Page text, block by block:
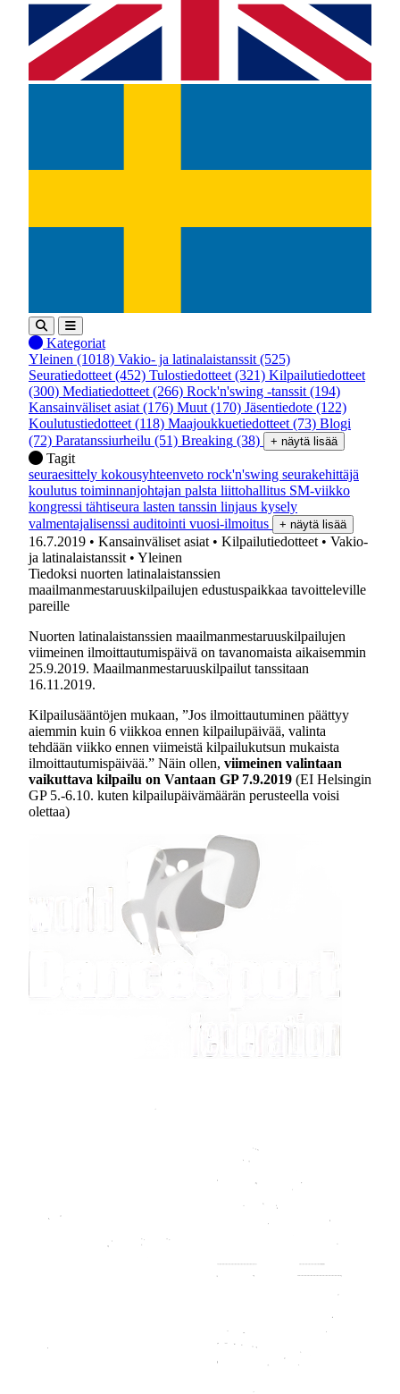
Kategoriat
Yleinen (1018) Vakio- ja latinalaistanssit (525)
Seuratiedotteet (452) Tulostiedotteet (321) Kilpailutiedotteet
(300) Mediatiedotteet (266) Rock'n'swing -tanssit (194)
Kansainväliset asiat (176) Muut (170) Jäsentiedote (122)
Koulutustiedotteet (118) Maajoukkuetiedotteet (73) Blogi
(72) Paratanssiurheilu (51) Breaking (38) + näytä lisää
Tagit
seuraesittely kokousyhteenveto rock'n'swing seurakehittäjä
koulutus toiminnanjohtajan palsta liittohallitus SM-viikko
kongressi tähtiseura lasten tanssin linjaus kysely
valmentajalisenssi auditointi vuosi-ilmoitus + näytä lisää
16.7.2019 • Kansainväliset asiat • Kilpailutiedotteet • Vakio-
ja latinalaistanssit • Yleinen
Tiedoksi nuorten latinalaistanssien
maailmanmestaruuskilpailujen edustuspaikkaa tavoitteleville
pareille
Nuorten latinalaistanssien maailmanmestaruuskilpailujen
viimeinen ilmoittautumispäivä on tavanomaista aikaisemmin
25.9.2019. Maailmanmestaruuskilpailut tanssitaan
16.11.2019.
Kilpailusääntöjen mukaan, ”Jos ilmoittautuminen päättyy
aiemmin kuin 6 viikkoa ennen kilpailupäivää, valinta
tehdään viikko ennen viimeistä kilpailukutsun mukaista
ilmoittautumispäivää.” Näin ollen, viimeinen valintaan
vaikuttava kilpailu on Vantaan GP 7.9.2019 (EI Helsingin
GP 5.-6.10. kuten kilpailupäivämäärän perusteella voisi
olettaa)